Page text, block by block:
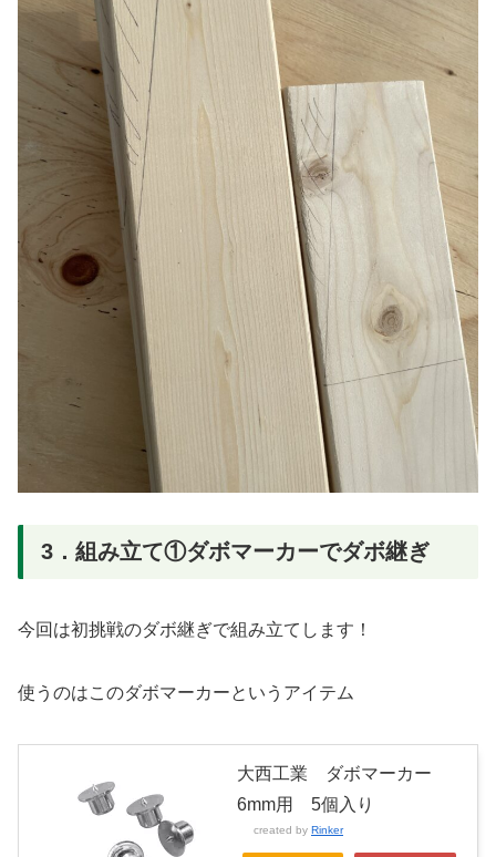
3．組み立て①ダボマーカーでダボ継ぎ
今回は初挑戦のダボ継ぎで組み立てします！
使うのはこのダボマーカーというアイテム
大西工業 ダボマーカー
6mm用 5個入り
created by Rinker